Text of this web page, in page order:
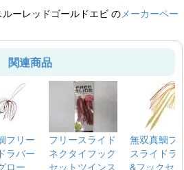
ーレッドゴールドエビ の メーカーペー
関連商品
フリー
ラバー
ロー
フリースライド
ネクタイフック
セットツインス
無双真鯛フ
スライドラ
&フックセ